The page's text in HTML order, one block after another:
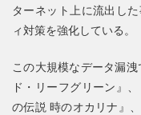
ターネット上に流出し
ィ対策を強化している。
この大規模なデータ漏
ド・リーフグリーン』
の伝説 時のオカリナ』